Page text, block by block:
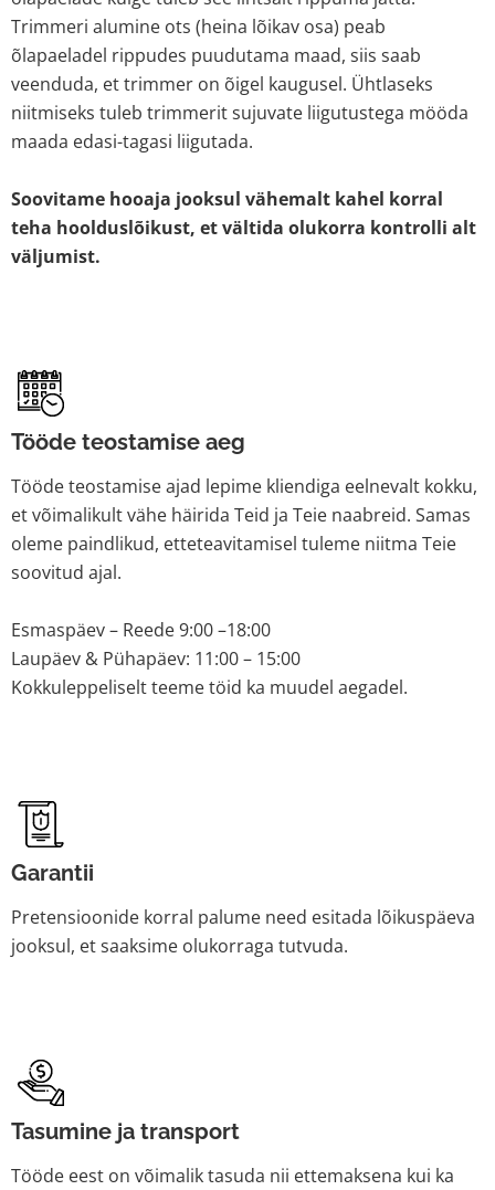
Trimmeri alumine ots (heina lõikav osa) peab
õlapaeladel rippudes puudutama maad, siis saab
veenduda, et trimmer on õigel kaugusel. Ühtlaseks
niitmiseks tuleb trimmerit sujuvate liigutustega mööda
maada edasi-tagasi liigutada.
Soovitame hooaja jooksul vähemalt kahel korral
teha hoolduslõikust, et vältida olukorra kontrolli alt
väljumist.
Tööde teostamise aeg
Tööde teostamise ajad lepime kliendiga eelnevalt kokku,
et võimalikult vähe häirida Teid ja Teie naabreid. Samas
oleme paindlikud, etteteavitamisel tuleme niitma Teie
soovitud ajal.
Esmaspäev – Reede 9:00 –18:00
Laupäev & Pühapäev: 11:00 – 15:00
Kokkuleppeliselt teeme töid ka muudel aegadel.
Garantii
Pretensioonide korral palume need esitada lõikuspäeva
jooksul, et saaksime olukorraga tutvuda.
Tasumine ja transport
Tööde eest on võimalik tasuda nii ettemaksena kui ka